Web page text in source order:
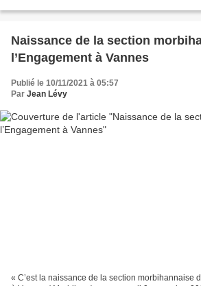
Naissance de la section
l’Engagement à Vannes
Publié le 10/11/2021 à 05:57
Par Jean Lévy
« C’est la naissance de la section morbihannaise